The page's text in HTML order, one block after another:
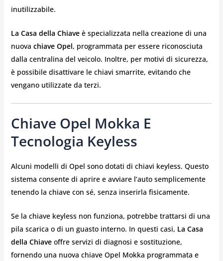
inutilizzabile.
La Casa della Chiaveè specializzata nella creazione di una
nuova chiave Opel, programmata per essere riconosciuta
dalla centralina del veicolo. Inoltre, per motivi di sicurezza,
è possibile disattivare le chiavi smarrite, evitando che
vengano utilizzate da terzi.
Chiave Opel Mokka E
Tecnologia Keyless
Alcuni modelli di Opel sono dotati di chiavi keyless. Questo
sistema consente di aprire e avviare l’auto semplicemente
tenendo la chiave con sé, senza inserirla fisicamente.
Se la chiave keyless non funziona, potrebbe trattarsi di una
pila scarica o di un guasto interno. In questi casi, La Casa
della Chiaveoffre servizi di diagnosi e sostituzione,
fornendo una nuova chiave Opel Mokka programmata e